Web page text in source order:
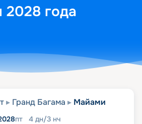
2028 года
Гранд Багама Майами
пт 4 дн/3 нч